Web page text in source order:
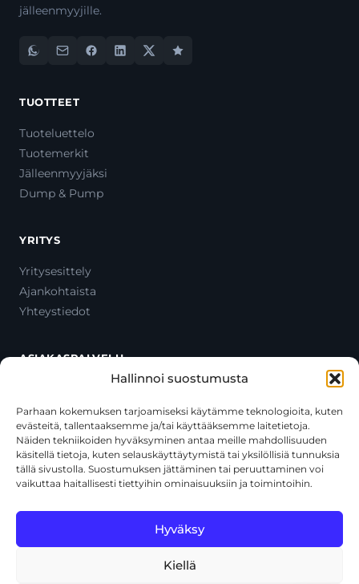
Hallinnoi suostumusta
Parhaan kokemuksen tarjoamiseksi käytämme teknologioita, kuten
evästeitä, tallentaaksemme ja/tai käyttääksemme laitetietoja.
Näiden tekniikoiden hyväksyminen antaa meille mahdollisuuden
käsitellä tietoja, kuten selauskäyttäytymistä tai yksilöllisiä tunnuksia
tällä sivustolla. Suostumuksen jättäminen tai peruuttaminen voi
vaikuttaa haitallisesti tiettyihin ominaisuuksiin ja toimintoihin.
Hyväksy
Kiellä
jälleenmyyjille.
TUOTTEET
Tuoteluettelo
Tuotemerkit
Jälleenmyyjäksi
Dump & Pump
YRITYS
Yritysesittely
Ajankohtaista
Yhteystiedot
ASIAKASPALVELU
Oma tili
Maksutavat
Toimitustavat
Usein kysytyt kysymykset
+358 44 270 3795
asiakaspalvelu@toolcat.fi